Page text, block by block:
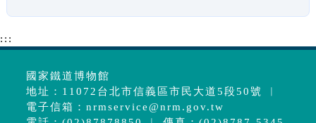
:::
國家鐵道博物館
地址：11072台北市信義區市民大道5段50號 ︱
電子信箱：nrmservice@nrm.gov.tw